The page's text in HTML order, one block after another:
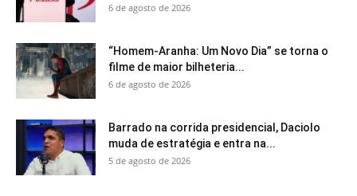
6 de agosto de 2026
“Homem-Aranha: Um Novo Dia” se torna o
filme de maior bilheteria...
6 de agosto de 2026
Barrado na corrida presidencial, Daciolo
muda de estratégia e entra na...
5 de agosto de 2026